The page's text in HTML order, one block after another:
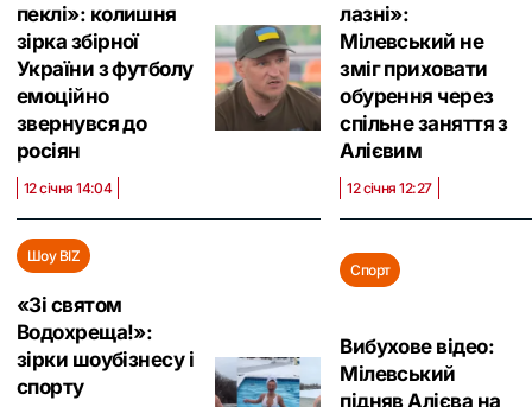
пеклі»: колишня
зірка збірної
України з футболу
емоційно
звернувся до
росіян
12 січня 14:04
лазні»:
Мілевський не
зміг приховати
обурення через
спільне заняття з
Алієвим
12 січня 12:27
Шоу BIZ
«Зі святом
Водохреща!»:
зірки шоубізнесу і
спорту
Спорт
Вибухове відео:
Мілевський
підняв Алієва на